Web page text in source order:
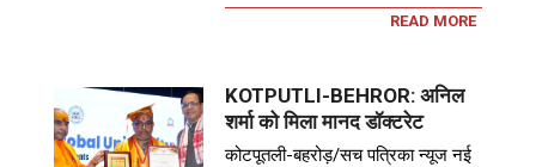
READ MORE
KOTPUTLI-BEHROR: अनिल
शर्मा को मिला मानद डॉक्टरेट
कोटपूतली-बहरोड़/सच पत्रिका न्यूज नई